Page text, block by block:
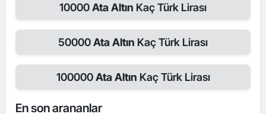
10000Ata Altın Kaç Türk Lirası
50000Ata Altın Kaç Türk Lirası
100000Ata Altın Kaç Türk Lirası
En son arananlar